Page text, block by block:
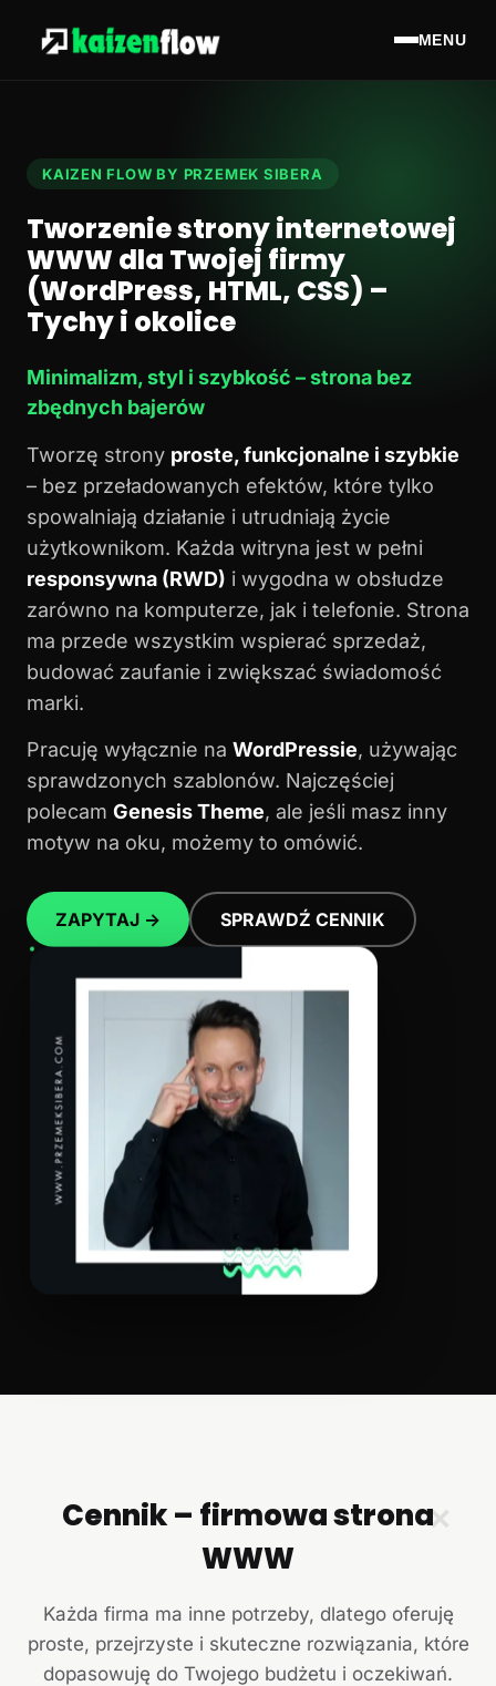
MENU
KAIZEN FLOW BY PRZEMEK SIBERA
Tworzenie strony internetowej
WWW dla Twojej firmy
(WordPress, HTML, CSS) –
Tychy i okolice
Minimalizm, styl i szybkość – strona bez
zbędnych bajerów
Tworzę strony proste, funkcjonalne i szybkie
– bez przeładowanych efektów, które tylko
spowalniają działanie i utrudniają życie
użytkownikom. Każda witryna jest w pełni
responsywna (RWD) i wygodna w obsłudze
zarówno na komputerze, jak i telefonie. Strona
ma przede wszystkim wspierać sprzedaż,
budować zaufanie i zwiększać świadomość
marki.
Pracuję wyłącznie na WordPressie, używając
sprawdzonych szablonów. Najczęściej
polecam Genesis Theme, ale jeśli masz inny
motyw na oku, możemy to omówić.
ZAPYTAJ → SPRAWDŹ CENNIK
✕
Cennik – firmowa strona
WWW
Każda firma ma inne potrzeby, dlatego oferuję
proste, przejrzyste i skuteczne rozwiązania, które
dopasowuję do Twojego budżetu i oczekiwań.